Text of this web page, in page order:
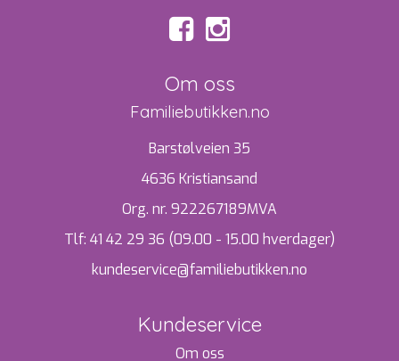
Om oss
Familiebutikken.no
Barstølveien 35
4636 Kristiansand
Org. nr. 922267189MVA
Tlf: 41 42 29 36 (09.00 - 15.00 hverdager)
kundeservice@familiebutikken.no
Kundeservice
Om oss